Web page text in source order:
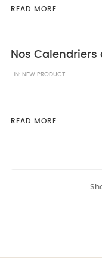
READ MORE
Nos Calendriers
IN: NEW PRODUCT
READ MORE